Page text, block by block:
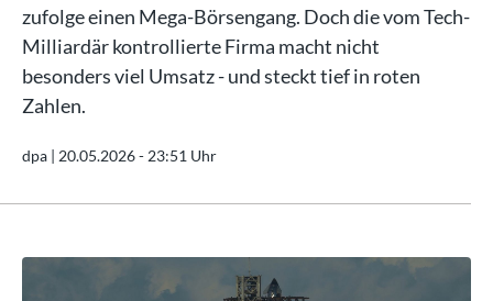
zufolge einen Mega-Börsengang. Doch die vom Tech-
Milliardär kontrollierte Firma macht nicht
besonders viel Umsatz - und steckt tief in roten
Zahlen.
dpa | 20.05.2026 - 23:51 Uhr